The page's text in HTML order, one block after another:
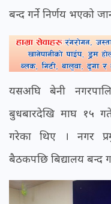
बन्द गर्ने निर्णय भएको
यसअघि बेनी
बुधबारदेखि माघ १५
गरेका थिए । नगर
बैठकपछि बिद्यालय बन्द